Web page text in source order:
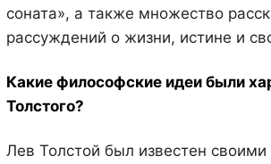
соната», а также множество
рассуждений о жизни, истине и
Какие философские идеи были
Толстого?
Лев Толстой был известен своими